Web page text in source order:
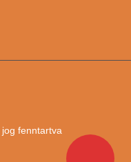
fenntartva